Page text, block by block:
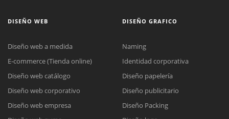
DISEÑO WEB
Diseño web a medida
E-commerce (Tienda online)
Diseño web catálogo
Diseño web corporativo
Diseño web empresa
DISEÑO GRAFICO
Naming
Identidad corporativa
Diseño papelería
Diseño publicitario
Diseño Packing